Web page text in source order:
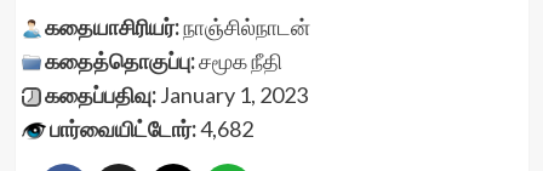
கதையாசிரியர்:நாஞ்சில்நாடன்
கதைத்தொகுப்பு:சமூக நீதி
கதைப்பதிவு:January 1, 2023
பார்வையிட்டோர்:4,682